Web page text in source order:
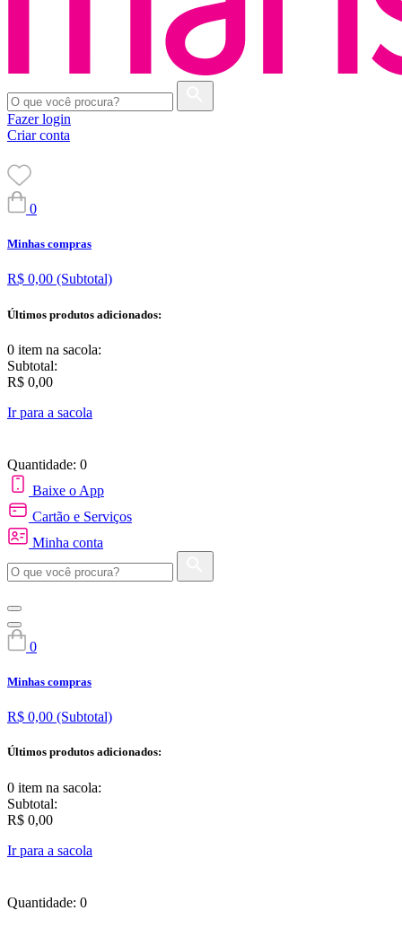
Fazer login
Criar conta
0
Minhas compras
R$ 0,00 (Subtotal)
Últimos produtos adicionados:
0 item na sacola:
Subtotal:
R$ 0,00
Ir para a sacola
Quantidade: 0
Baixe o App
Cartão e Serviços
Minha conta
0
Minhas compras
R$ 0,00 (Subtotal)
Últimos produtos adicionados:
0 item na sacola:
Subtotal:
R$ 0,00
Ir para a sacola
Quantidade: 0